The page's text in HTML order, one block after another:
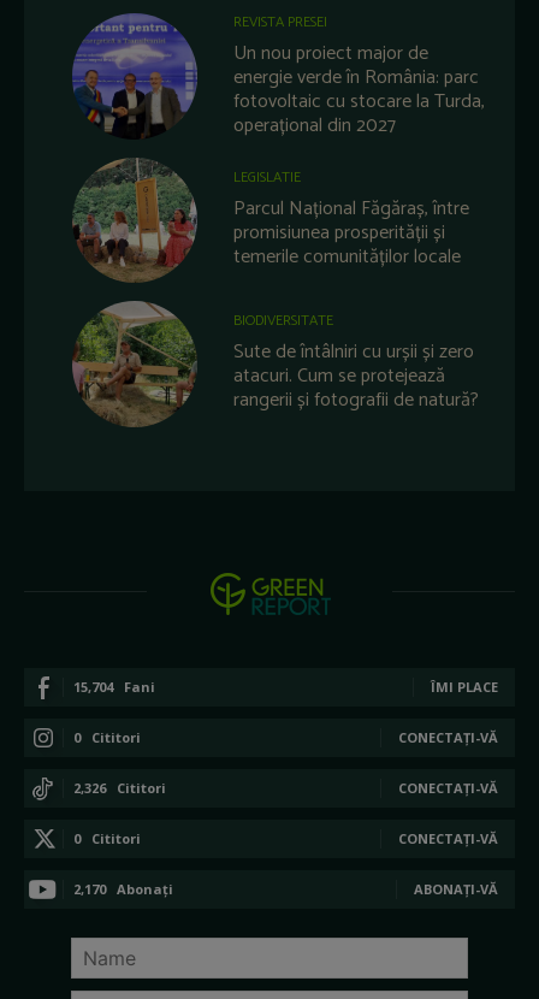
REVISTA PRESEI
Un nou proiect major de
energie verde în România: parc
fotovoltaic cu stocare la Turda,
operațional din 2027
LEGISLATIE
Parcul Național Făgăraș, între
promisiunea prosperității și
temerile comunităților locale
BIODIVERSITATE
Sute de întâlniri cu urșii și zero
atacuri. Cum se protejează
rangerii și fotografii de natură?
15,704 Fani ÎMI PLACE
0 Cititori CONECTAȚI-VĂ
2,326 Cititori CONECTAȚI-VĂ
0 Cititori CONECTAȚI-VĂ
2,170 Abonați ABONAȚI-VĂ